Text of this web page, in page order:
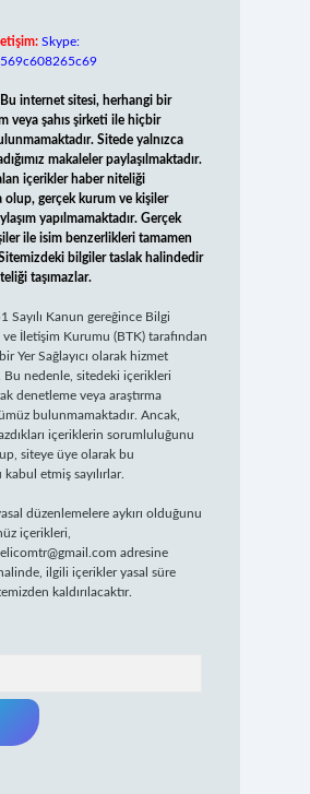
Skype:
Bu internet sitesi, herhangi bir
veya şahıs şirketi ile hiçbir
Sitede yalnızca
makaleler paylaşılmaktadır.
içerikler haber niteliği
olup, gerçek kurum ve kişiler
yapılmamaktadır. Gerçek
ile isim benzerlikleri tamamen
bilgiler taslak halindedir
taşımazlar.
Sayılı Kanun gereğince Bilgi
İletişim Kurumu (BTK) tarafından
Yer Sağlayıcı olarak hizmet
Bu nedenle, sitedeki içerikleri
denetleme veya araştırma
bulunmamaktadır. Ancak,
içeriklerin sorumluluğunu
siteye üye olarak bu
etmiş sayılırlar.
düzenlemelere aykırı olduğunu
içerikleri,
adresine
ilgili içerikler yasal süre
kaldırılacaktır.